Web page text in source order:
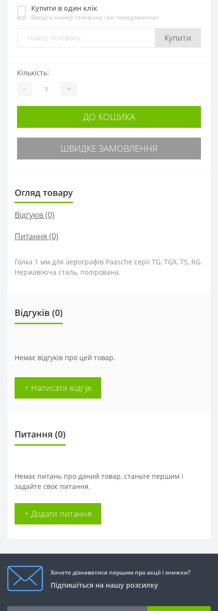
Купити в один клік
Введіть номер телефону і ми передзвонимо
Купити
Кількість:
- +
ДО КОШИКА
ШВИДКЕ ЗАМОВЛЕННЯ
Огляд товару
Відгуків (0)
Питання (0)
Голка 1 мм для аерографів Paasche серії TG, TGX, TS, RG.
Нержавіюча сталь, полірована.
Відгуків (0)
Немає відгуків про цей товар.
+ Написати відгук
Питання (0)
Немає питань про даний товар, станьте першим і
задайте своє питання.
+ Додати питання
Хочете дізнаватися першим про акції і знижки?
Підпишіться на нашу розсилку